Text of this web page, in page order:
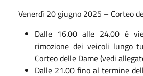
Venerdì 20 giugno 2025 – Corteo
Dalle 16.00 alle 24.00 è
rimozione dei veicoli lungo
Corteo delle Dame (vedi
Dalle 21.00 fino al termine